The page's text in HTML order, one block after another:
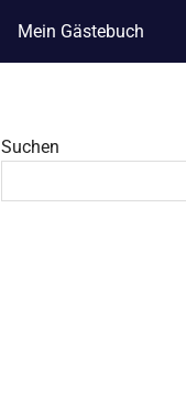
Mein Gästebuch
Suchen